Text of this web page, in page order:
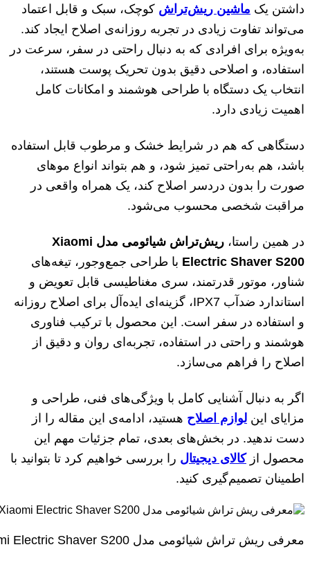
داشتن یک ماشین ریش‌تراش کوچک، سبک و قابل اعتماد
می‌تواند تفاوت زیادی در تجربه روزانه‌ی اصلاح ایجاد کند.
به‌ویژه برای افرادی که به دنبال راحتی در سفر، سرعت در
استفاده، و اصلاحی دقیق بدون تحریک پوست هستند،
انتخاب یک دستگاه با طراحی هوشمند و امکانات کامل
اهمیت زیادی دارد.
دستگاهی که هم در شرایط خشک و مرطوب قابل استفاده
باشد، هم به‌راحتی تمیز شود، و هم بتواند انواع موهای
صورت را بدون دردسر اصلاح کند، یک همراه واقعی در
مراقبت شخصی محسوب می‌شود.
در همین راستا،
ریش‌تراش شیائومی مدل Xiaomi
Electric Shaver S200 با طراحی جمع‌وجور، تیغه‌های
شناور، موتور قدرتمند، سری مغناطیسی قابل تعویض و
استاندارد ضدآب IPX7، گزینه‌ای ایده‌آل برای اصلاح روزانه
و استفاده در سفر است. این محصول با ترکیب فناوری
هوشمند و راحتی در استفاده، تجربه‌ای روان و دقیق از
اصلاح را فراهم می‌سازد.
اگر به دنبال آشنایی کامل با ویژگی‌های فنی، طراحی و
مزایای این لوازم اصلاح هستید، ادامه‌ی این مقاله را از
دست ندهید. در بخش‌های بعدی، تمام جزئیات مهم این
محصول ازکالای دیجیتال را بررسی خواهیم کرد تا بتوانید با
اطمینان تصمیم‌گیری کنید.
معرفی ریش تراش شیائومی مدل Xiaomi Electric Shaver S200